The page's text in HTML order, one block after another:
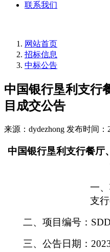
联系我们
网站首页
招标信息
中标公告
中国银行垦利支行
目成交公告
来源：dydezhong 发布时间：
中国银行垦利支行餐厅
一
支行
二、项目编号：
三、公告日期：